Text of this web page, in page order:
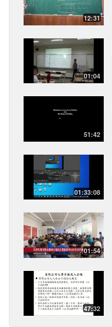
12:31
01:04
51:42
01:33:08
01:54
47:32